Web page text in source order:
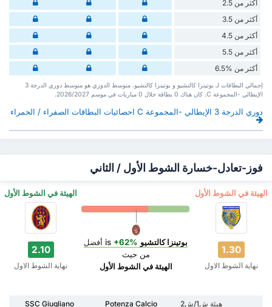
أكثر من 2.5
أكثر من 3.5
أكثر من 4.5
أكثر من 5.5
أكثر من %6.5
إجمالي البطاقات لـ بوتينزا كالتشيو و بوتينزا كالتشيو. متوسط الدوري هو متوسط دوري الدرجة 3
الإيطالي -المجموعة C. كان هناك 0 بطاقة ‏خلال 0 مباريات في موسم 2026/2027.
دوري الدرجة 3 الإيطالي -المجموعة C احصائيات البطاقات الصفراء / الحمراء
فوز-تعادل-خسارة الشوط الأول / الثاني
‏الهيئة في الشوط الأول ‏الهيئة في الشوط الأول
2.10
نهاية الشوط الاول
بوتينزا كالتشيو +62%
أفضل
من حيث
‏الهيئة في الشوط الأول
1.30
نهاية الشوط الاول
هيئة ش1/ش2 Potenza Calcio
SSC Giugliano